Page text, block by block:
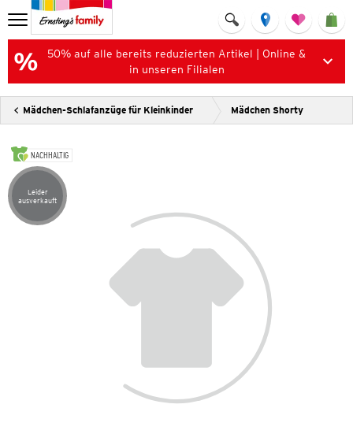
50% auf alle bereits reduzierten Artikel | Online &
in unseren Filialen
Mädchen-Schlafanzüge für Kleinkinder Mädchen Shorty
NACHHALTIG
Artikel leider ausverkauft
Leider
ausverkauft